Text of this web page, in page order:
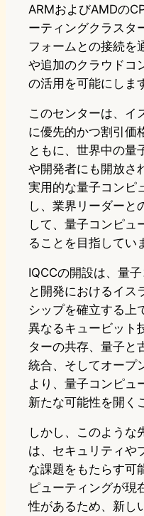
ARMおよびAMDの
ーティングクラスタ
フォームとの接続を
や追加のクラウドコ
の活用を可能にしま
このセンターは、イ
に優先的かつ割引価
ともに、世界中の量
や開発者にも開放さ
実用的な量子コンピ
し、業界リーダーと
して、量子コンピュ
ることを目指してい
IQCCの開設は、量
と開発におけるイス
シップを確立する上
異なるキュービット
ターの共存、量子と
統合、そしてオープ
より、量子コンピュ
新たな可能性を開く
しかし、このような
は、セキュリティや
な課題をもたらす可
ピューティングが現
性があるため、新し